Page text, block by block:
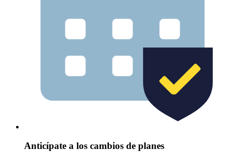
Anticípate a los cambios de planes